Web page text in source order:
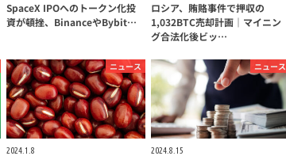
SpaceX IPOへのトークン化投
資が頓挫、BinanceやBybit…
ロシア、賄賂事件で押収の
1,032BTC売却計画｜マイニン
グ合法化後ビッ…
ニュース
2024.1.8
ニュース
2024.8.15